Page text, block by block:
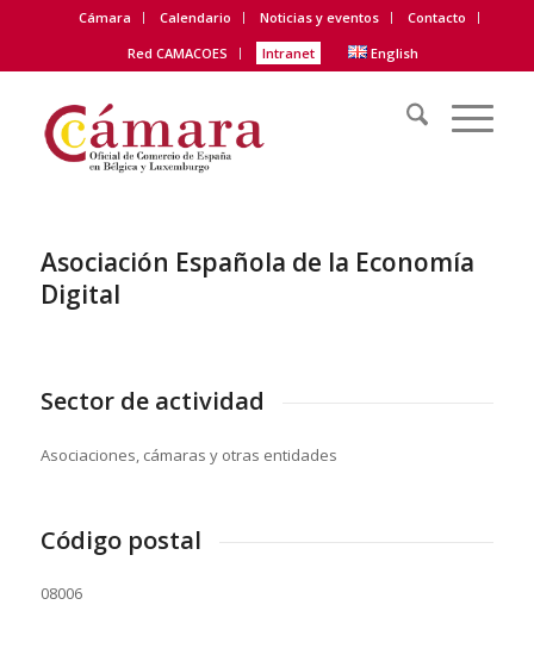
Cámara Calendario Noticias y eventos
Contacto
Red CAMACOES
Intranet English
Asociación Española de la Economía
Digital
Sector de actividad
Asociaciones, cámaras y otras entidades
Código postal
08006